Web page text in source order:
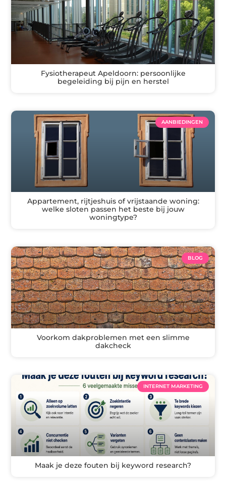
Fysiotherapeut Apeldoorn: persoonlijke
begeleiding bij pijn en herstel
AANBIEDINGEN
Appartement, rijtjeshuis of vrijstaande woning:
welke sloten passen het beste bij jouw
woningtype?
BLOG
Voorkom dakproblemen met een slimme
dakcheck
INTERNET MARKETING
Maak je deze fouten bij keyword research?